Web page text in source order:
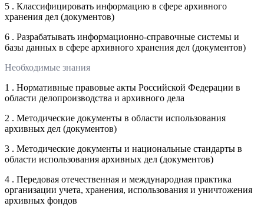
5 . Классифицировать информацию в сфере архивного
хранения дел (документов)
6 . Разрабатывать информационно-справочные системы и
базы данных в сфере архивного хранения дел (документов)
Необходимые знания
1 . Нормативные правовые акты Российской Федерации в
области делопроизводства и архивного дела
2 . Методические документы в области использования
архивных дел (документов)
3 . Методические документы и национальные стандарты в
области использования архивных дел (документов)
4 . Передовая отечественная и международная практика
организации учета, хранения, использования и уничтожения
архивных фондов